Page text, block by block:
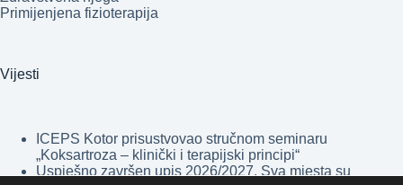
Primijenjena fizioterapija
Vijesti
ICEPS Kotor prisustvovao stručnom seminaru
„Koksartroza – klinički i terapijski principi“
Uspješno završen upis 2026/2027. Sva mjesta su